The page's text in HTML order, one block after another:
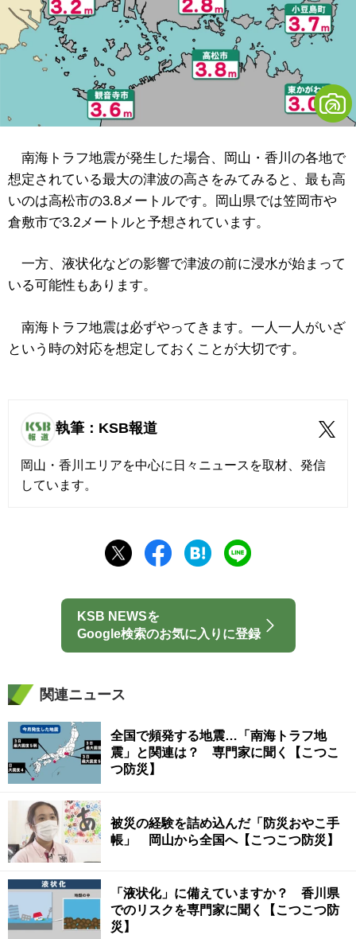
南海トラフ地震が発生した場合、岡山・香川の各地で
想定されている最大の津波の高さをみてみると、最も高
いのは高松市の3.8メートルです。岡山県では笠岡市や
倉敷市で3.2メートルと予想されています。
一方、液状化などの影響で津波の前に浸水が始まって
いる可能性もあります。
南海トラフ地震は必ずやってきます。一人一人がいざ
という時の対応を想定しておくことが大切です。
執筆：KSB報道
岡山・香川エリアを中心に日々ニュースを取材、発信
しています。
KSB NEWSを
Google検索のお気に入りに登録
関連ニュース
全国で頻発する地震…「南海トラフ地
震」と関連は？ 専門家に聞く【こつこ
つ防災】
被災の経験を詰め込んだ「防災おやこ手
帳」 岡山から全国へ【こつこつ防災】
「液状化」に備えていますか？ 香川県
でのリスクを専門家に聞く【こつこつ防
災】